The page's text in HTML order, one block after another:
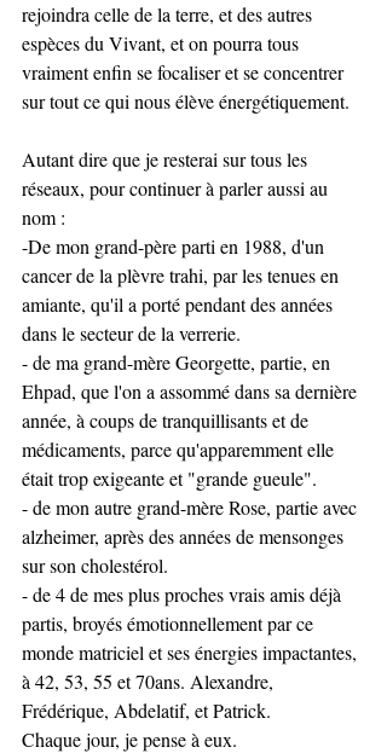
rejoindra celle de la terre, et des autres
espèces du Vivant, et on pourra tous
vraiment enfin se focaliser et se concentrer
sur tout ce qui nous élève énergétiquement.
Autant dire que je resterai sur tous les
réseaux, pour continuer à parler aussi au
nom :
-De mon grand-père parti en 1988, d'un
cancer de la plèvre trahi, par les tenues en
amiante, qu'il a porté pendant des années
dans le secteur de la verrerie.
- de ma grand-mère Georgette, partie, en
Ehpad, que l'on a assommé dans sa dernière
année, à coups de tranquillisants et de
médicaments, parce qu'apparemment elle
était trop exigeante et "grande gueule".
- de mon autre grand-mère Rose, partie avec
alzheimer, après des années de mensonges
sur son cholestérol.
- de 4 de mes plus proches vrais amis déjà
partis, broyés émotionnellement par ce
monde matriciel et ses énergies impactantes,
à 42, 53, 55 et 70ans. Alexandre,
Frédérique, Abdelatif, et Patrick.
Chaque jour, je pense à eux.